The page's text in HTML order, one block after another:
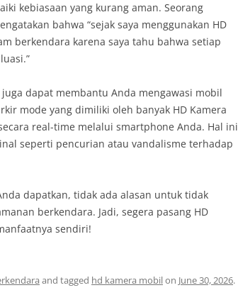
kebiasaan yang kurang aman. Seorang
bahwa “sejak saya menggunakan HD
berkendara karena saya tahu bahwa setiap
dapat membantu Anda mengawasi mobil
mode yang dimiliki oleh banyak HD Kamera
real-time melalui smartphone Anda. Hal ini
seperti pencurian atau vandalisme terhadap
dapatkan, tidak ada alasan untuk tidak
berkendara. Jadi, segera pasang HD
sendiri!
and tagged hd kamera mobilon June 30, 2026.